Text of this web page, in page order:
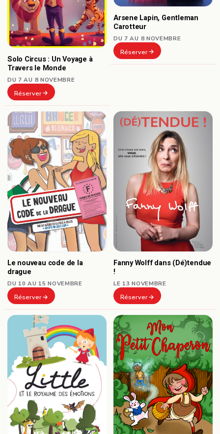
Solo Circus : Un Voyage à
Travers le Monde
DU 7 AU 8 NOVEMBRE
Réserver
Arsene Lapin, Gentleman
Carotteur
DU 7 AU 8 NOVEMBRE
Réserver
Le nouveau code de la
drague
DU 10 AU 15 NOVEMBRE
Réserver
Fanny Wolff dans (Dé)tendue
!
LE 13 NOVEMBRE
Réserver